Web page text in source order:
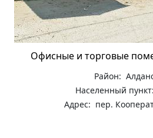
Офисные и торговые
Район:
Населенный
Адрес: пер.